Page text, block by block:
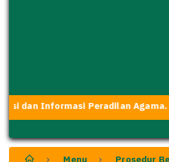
dan Informasi Peradilan Agama.
Menu Prosedur